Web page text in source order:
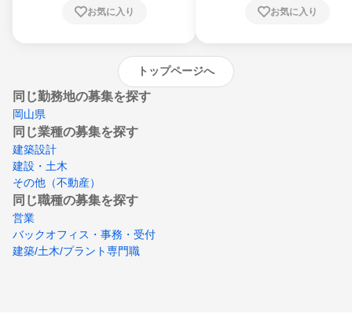
崎県、熊本県、大分県、宮崎県、鹿児島県、
お気に入り お気に入り
トップページへ
同じ勤務地の募集を探す
岡山県
同じ業種の募集を探す
建築設計
建設・土木
その他（不動産）
同じ職種の募集を探す
営業
バックオフィス・事務・受付
建築/土木/プラント専門職